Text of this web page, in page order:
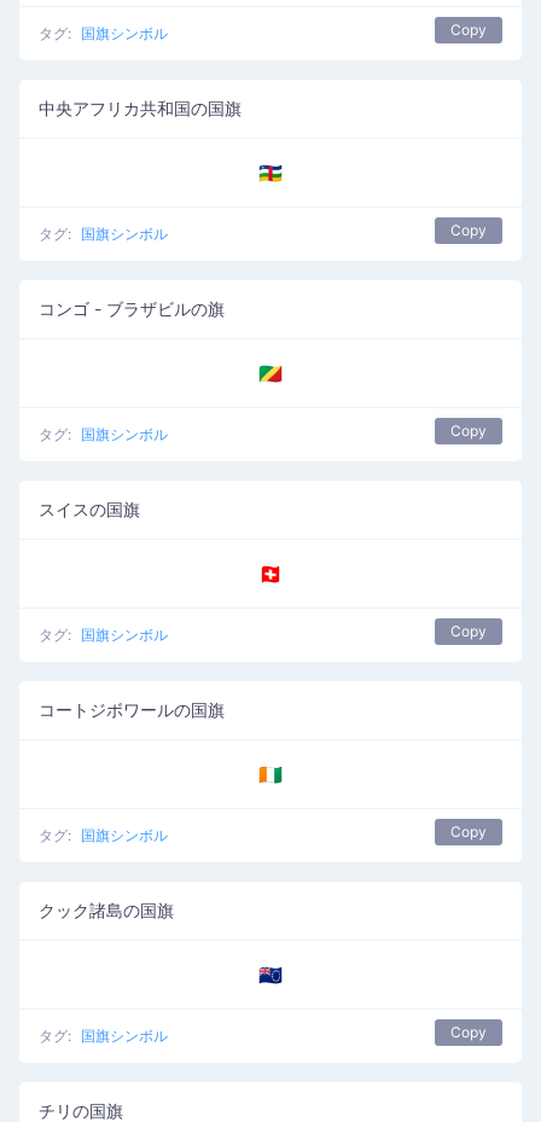
タグ: 国旗シンボル Copy
中央アフリカ共和国の国旗
🇨🇫
タグ: 国旗シンボル Copy
コンゴ - ブラザビルの旗
🇨🇬
タグ: 国旗シンボル Copy
スイスの国旗
🇨🇭
タグ: 国旗シンボル Copy
コートジボワールの国旗
🇨🇮
タグ: 国旗シンボル Copy
クック諸島の国旗
🇨🇰
タグ: 国旗シンボル Copy
チリの国旗